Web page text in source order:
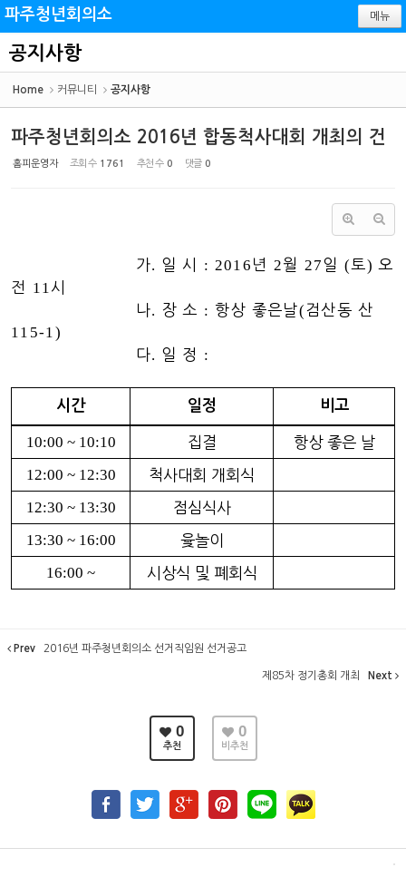
파주청년회의소 메뉴
공지사항
Home 커뮤니티 공지사항
파주청년회의소 2016년 합동척사대회 개최의 건
홈피운영자 조회 수 1761 추천 수 0 댓글 0
가. 일 시 : 2016 년 2월 27일(토 )오
전 11시
나. 장 소 : 항상 좋은날(검산동 산
115-1)
다. 일 정 :
시간 일정 비고
10:00 ~ 10:10 집결 항상 좋은 날
12:00 ~ 12:30 척사대회 개회식
12:30 ~ 13:30 점심식사
13:30 ~ 16:00 윷놀이
16:00 ~ 시상식 및 폐회식
Prev 2016년 파주청년회의소 선거직임원 선거공고
제85차 정기총회 개최 Next
0
추천
0
비추천